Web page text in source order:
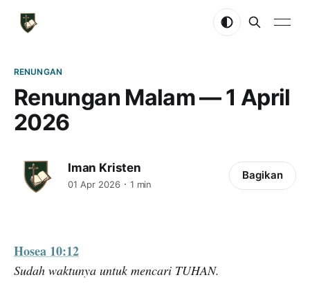
RENUNGAN
Renungan Malam — 1 April
2026
Iman Kristen
01 Apr 2026 1 min
Bagikan
Hosea 10:12
Sudah waktunya untuk mencari TUHAN.